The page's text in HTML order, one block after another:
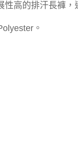
性高的排汗長褲
。